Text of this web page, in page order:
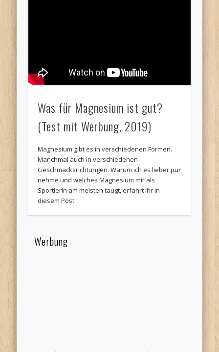
Was für Magnesium ist gut?
(Test mit Werbung, 2019)
Magnesium gibt es in verschiedenen Formen.
Manchmal auch in verschiedenen
Geschmacksrichtungen. Warum ich es lieber pur
nehme und welches Magnesium mir als
Sportlerin am meisten taugt, erfahrt ihr in
diesem Post.
Werbung